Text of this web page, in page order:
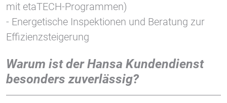
mit etaTECH-Programmen)
- Energetische Inspektionen und Beratung zur
Effizienzsteigerung
Warum ist der Hansa Kundendienst
besonders zuverlässig?
EXTERNE MEDIEN
Um Inhalte von Videoplattformen und Social Media
Plattformen anzeigen zu können, werden von
YouTube